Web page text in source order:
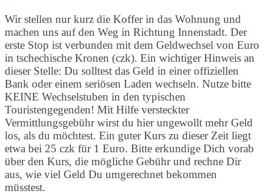
Wir stellen nur kurz die Koffer in das Wohnung und
machen uns auf den Weg in Richtung Innenstadt. Der
erste Stop ist verbunden mit dem Geldwechsel von Euro
in tschechische Kronen (czk). Ein wichtiger Hinweis an
dieser Stelle: Du solltest das Geld in einer offiziellen
Bank oder einem seriösen Laden wechseln. Nutze bitte
KEINE Wechselstuben in den typischen
Touristengegenden! Mit Hilfe versteckter
Vermittlungsgebühr wirst du hier ungewollt mehr Geld
los, als du möchtest. Ein guter Kurs zu dieser Zeit liegt
etwa bei 25 czk für 1 Euro. Bitte erkundige Dich vorab
über den Kurs, die mögliche Gebühr und rechne Dir
aus, wie viel Geld Du umgerechnet bekommen
müsstest.